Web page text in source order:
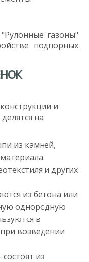
газоны"
подпорных
и
на
из камней,
и других
из бетона или
однородную
в
возведении
из